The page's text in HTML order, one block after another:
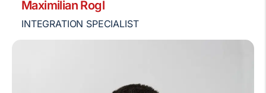
Maximilian Rogl
INTEGRATION SPECIALIST